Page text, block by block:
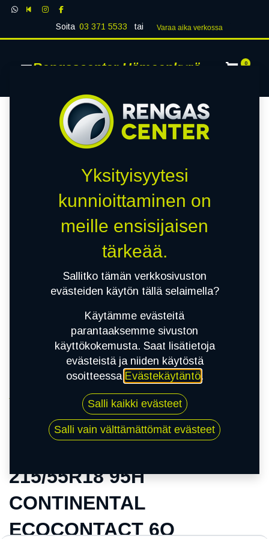
Soita 03 371 5533 tai Varaa aika verk​​​​ossa
Rengascenter Hämeenkyrö 0
215/55R18 95H CONTINENTAL ECOCONTACT
215/55R18 95H
CONTINENTAL
ECOCONTACT 6Q
Yksityisyytesi
kunnioittaminen on
meille ensisijaisen
tärkeää.
Sallitko tämän verkkosivuston
evästeiden käytön tällä selaimella?
Käytämme evästeitä
parantaaksemme sivuston
käyttökokemusta. Saat lisätietoja
evästeistä ja niiden käytöstä
osoitteessa Evästekäytäntö.
Salli kaikki evästeet
Salli vain välttämättömät evästeet